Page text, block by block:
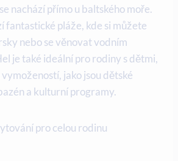
⁣nachází přímo u baltského moře.
fantastické pláže, kde si můžete
nebo​ se věnovat vodním
⁣je také⁤ ideální pro rodiny s dětmi,
jako jsou dětské
a kulturní programy.